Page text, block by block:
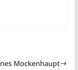
Mockenhaupt